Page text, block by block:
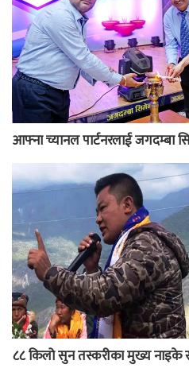
आफ्ना च्यानल पार्टनरलाई जगदम्बा
८८ किलो सुन तस्करीका मुख्य नाइके